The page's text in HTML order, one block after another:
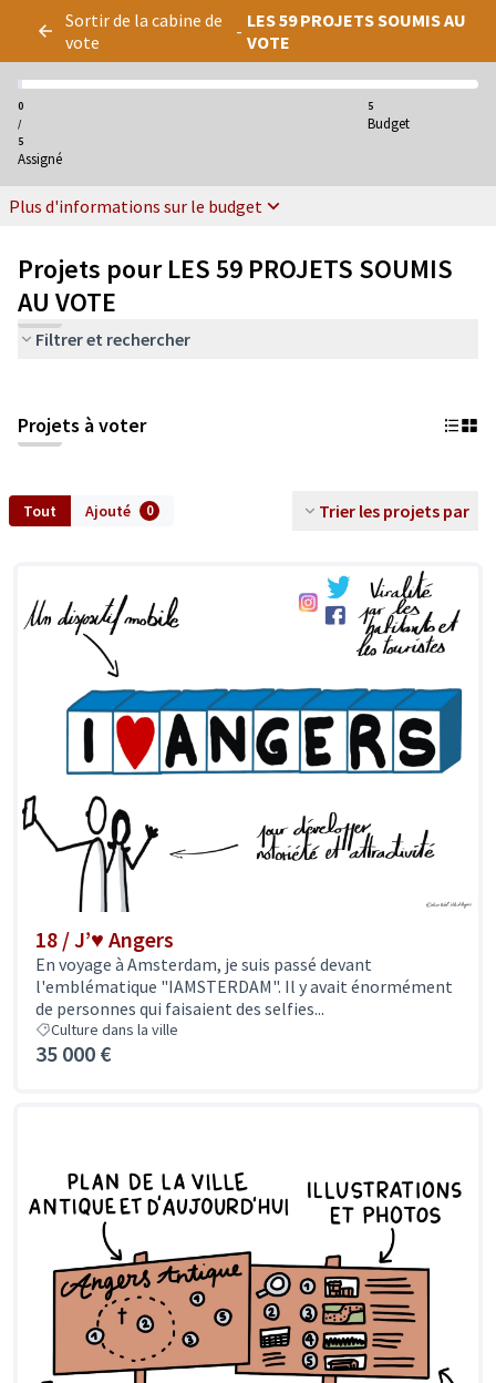
Sortir de la cabine de
vote
- LES 59 PROJETS SOUMIS AU
VOTE
0
/
5
Assigné
5
Budget
Plus d'informations sur le budget
Projets pour LES 59 PROJETS SOUMIS
AU VOTE
Filtrer et rechercher
Projets à voter
Tout Ajouté 0 Trier les projets par
18 / J’♥ Angers
En voyage à Amsterdam, je suis passé devant
l'emblématique "IAMSTERDAM". Il y avait énormément
de personnes qui faisaient des selfies...
Culture dans la ville
35 000 €
Panneau de gestion des cookies